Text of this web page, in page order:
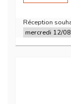
Réception